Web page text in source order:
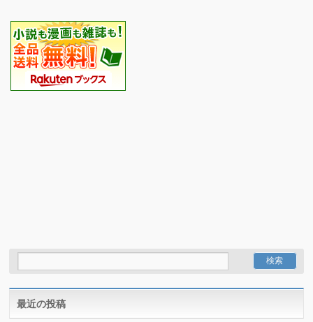
最近の投稿